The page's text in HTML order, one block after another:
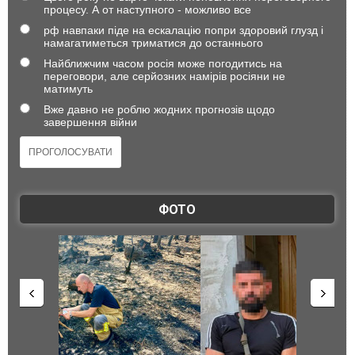
процесу. А от наступного - можливо все
рф навпаки піде на ескалацію попри здоровий глузд і
намагатиметься триматися до останнього
Найближчим часом росія може погодитись на
переговори, але серйозних намірів росіяни не
матимуть
Вже давно не роблю жодних прогнозів щодо
завершення війни
ФОТО